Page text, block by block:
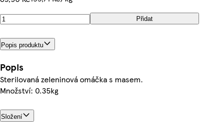
Přidat
Popis produktu
Popis
Sterilovaná zeleninová omáčka s masem.
Množství: 0.35kg
Složení